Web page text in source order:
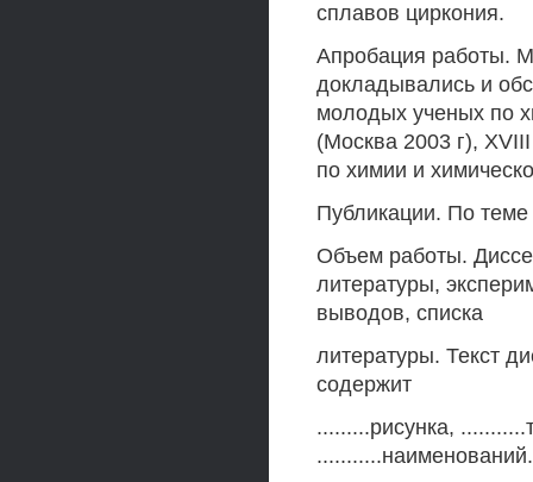
сплавов циркония.
Апробация работы.
докладывались и
молодых ученых по
(Москва 2003 г),
по химии и
Публикации. По
Объем работы.
литературы,
выводов, списка
литературы. Текст
содержит
.........рисунка,
...........наименований.